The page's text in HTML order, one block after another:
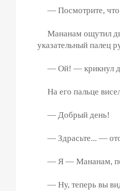
— Посмотрите, что
Мананам ощутил
указательный палец
— Ой! — крикнул
На его пальце
— Добрый день!
— Здрасьте... —
— Я — Мананам,
— Ну, теперь вы